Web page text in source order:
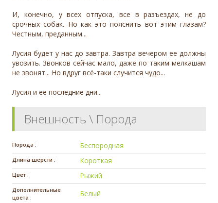
И, конечно, у всех отпуска, все в разъездах, не до
срочных собак. Но как это пояснить вот этим глазам?
Честным, преданным...
Лусия будет у нас до завтра. Завтра вечером ее должны
увозить. Звонков сейчас мало, даже по таким мелкашам
не звонят... Но вдруг всё-таки случится чудо...
Лусия и ее последние дни...
Внешность \ Порода
Порода : Беспородная
Длина шерсти : Короткая
Цвет : Рыжий
Дополнительные
цвета :
Белый